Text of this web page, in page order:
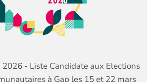
- Liste Candidate aux Elections
à Gap les 15 et 22 mars